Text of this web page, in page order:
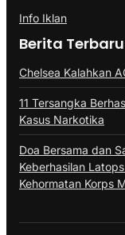
Info Iklan
Berita Terbaru
Chelsea Kalahkan
11 Tersangka
Kasus Narkotika
Doa Bersama dan
Keberhasilan
Kehormatan Korps